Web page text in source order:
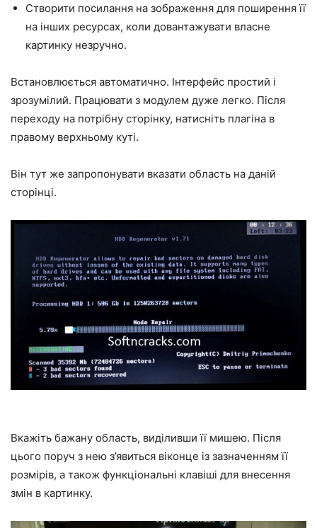
Створити посилання на зображення для поширення її
на інших ресурсах, коли довантажувати власне
картинку незручно.
Встановлюється автоматично. Інтерфейс простий і
зрозумілий. Працювати з модулем дуже легко. Після
переходу на потрібну сторінку, натисніть плагіна в
правому верхньому куті.
Він тут же запропонувати вказати область на даній
сторінці.
Вкажіть бажану область, виділивши її мишею. Після
цього поруч з нею з’явиться віконце із зазначенням її
розмірів, а також функціональні клавіші для внесення
змін в картинку.